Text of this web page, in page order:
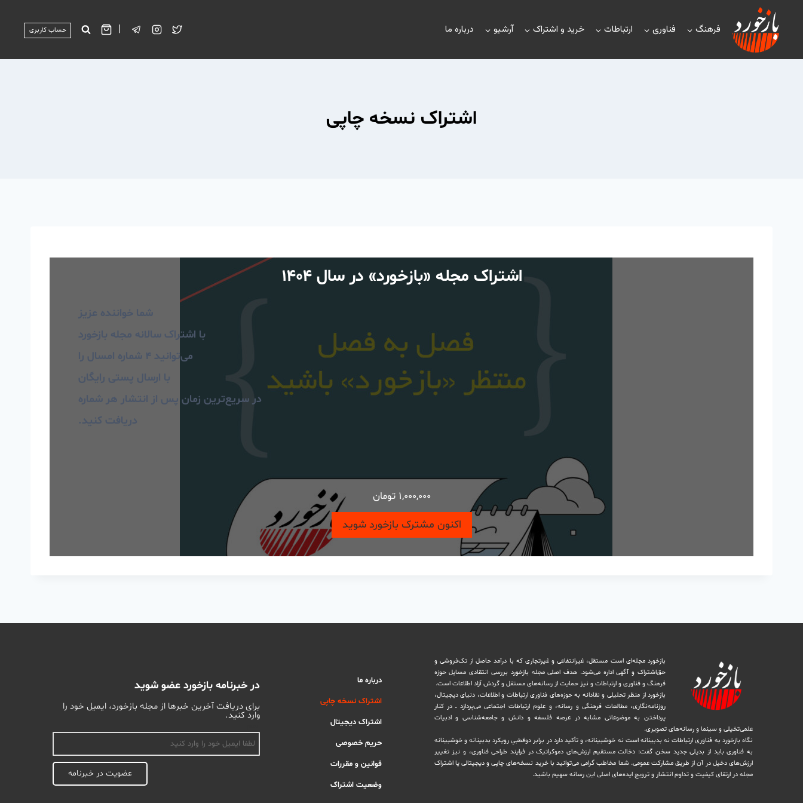
فرهنگ فناوری ارتباطات خرید و اشتراک آرشیو درباره ما | حساب کاربری
اشتراک نسخه چاپی
اشتراک مجله «بازخورد» در سال ۱۴۰۴
شما خواننده عزیز
با اشتراک سالانه مجله بازخورد
می‌توانید ۴ شماره امسال را
با ارسال پستی رایگان
در سریع‌ترین زمان پس از انتشار هر شماره
دریافت کنید.
۱,۰۰۰,۰۰۰ تومان
اکنون مشترک بازخورد شوید
بازخورد مجله‌ای است مستقل، غیرانتفاعی و غیرتجاری که با درآمد حاصل از تک‌فروشی و
حق‌اشتراک و آگهی اداره می‌شود. ‏هدف اصلی مجله بازخورد بررسی انتقادی مسایل حوزه
فرهنگ و فناوری و ارتباطات و نیز حمایت از رسانه‌های مستقل و‌ گردش ‏آزاد اطلاعات است.
بازخورد از منظر تحلیلی و نقادانه به حوزه‌های فناوری ارتباطات و اطلاعات، دنیای دیجیتال،
روزنامه‌نگاری، ‏مطالعات فرهنگی و رسانه، و علوم ارتباطات اجتماعی می‌پردازد ــ در کنار
پرداختن به موضوعاتی مشابه در عرصه فلسفه و دانش و ‏جامعه‌شناسی و ادبیات
علمی‌تخیلی و سینما و رسانه‌های تصویری.
نگاه بازخورد به فناوری ارتباطات نه بدبینانه است نه خوشبینانه، و تأکید دارد ‏در برابر دوقطبیِ رویکرد بدبینانه و خوشبینانه
به فناوری باید از بدیلی جدید سخن گفت: دخالت مستقیم ارزش‌های دموکراتیک در ‏فرایند طراحی فناوری، و نیز تغییر
ارزش‌های دخيل در آن از طریق مشاركت عمومی. شما مخاطب گرامی می‌توانید با خرید نسخه‌های چاپی و دیجیتالی یا ‏اشتراک
مجله در ارتقای کیفیت و تداوم انتشار و ترویج ایده‌های اصلی این رسانه سهیم باشید.
درباره ما
اشتراک نسخه چاپی
اشتراک دیجیتال
حریم خصوصی
قوانین و مقررات
وضعیت اشتراک
در خبرنامه بازخورد عضو شوید
برای دریافت آخرین خبرها از مجله بازخورد، ایمیل خود را
وارد کنید.
عضویت در خبرنامه